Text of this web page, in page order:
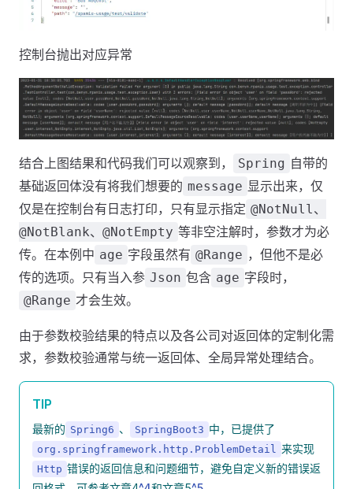
控制台抛出对应异常
结合上图结果和代码我们可以观察到， Spring 自带的
基础返回体没有将我们想要的 message 显示出来，仅
仅是在控制台有日志打印，只有显示指定 @NotNull、
@NotBlank、@NotEmpty 等非空注解时，参数才为必
传。在本例中 age 字段虽然有 @Range ，但他不是必
传的选项。只有当入参 Json 包含 age 字段时，
@Range 才会生效。
由于参数校验结果的特点以及各公司对返回体的定制化需
求，参数校验通常与统一返回体、全局异常处理结合。
TIP
最新的 Spring6 、 SpringBoot3 中，已提供了
org.springframework.http.ProblemDetail 来实现
Http 错误的返回信息和问题细节，避免自定义新的错误返